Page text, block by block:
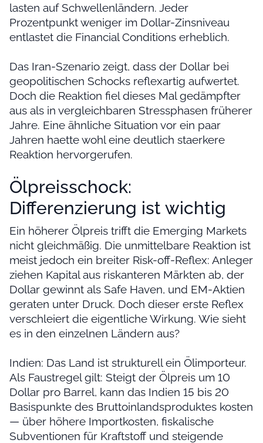
lasten auf Schwellenländern. Jeder
Prozentpunkt weniger im Dollar-Zinsniveau
entlastet die Financial Conditions erheblich.
Das Iran-Szenario zeigt, dass der Dollar bei
geopolitischen Schocks reflexartig aufwertet.
Doch die Reaktion fiel dieses Mal gedämpfter
aus als in vergleichbaren Stressphasen früherer
Jahre. Eine ähnliche Situation vor ein paar
Jahren haette wohl eine deutlich staerkere
Reaktion hervorgerufen.
Ölpreisschock:
Differenzierung ist wichtig
Ein höherer Ölpreis trifft die Emerging Markets
nicht gleichmäßig. Die unmittelbare Reaktion ist
meist jedoch ein breiter Risk-off-Reflex: Anleger
ziehen Kapital aus riskanteren Märkten ab, der
Dollar gewinnt als Safe Haven, und EM-Aktien
geraten unter Druck. Doch dieser erste Reflex
verschleiert die eigentliche Wirkung. Wie sieht
es in den einzelnen Ländern aus?
Indien: Das Land ist strukturell ein Ölimporteur.
Als Faustregel gilt: Steigt der Ölpreis um 10
Dollar pro Barrel, kann das Indien 15 bis 20
Basispunkte des Bruttoinlandsproduktes kosten
— über höhere Importkosten, fiskalische
Subventionen für Kraftstoff und steigende